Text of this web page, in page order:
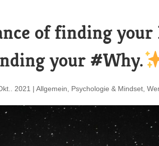
of finding your
your #Why.
2021 |Allgemein Psychologie & Mindset ,